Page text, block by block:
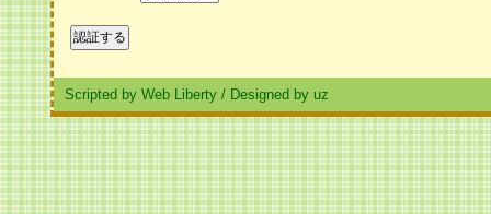
Scripted by Web Liberty / Designed by uz